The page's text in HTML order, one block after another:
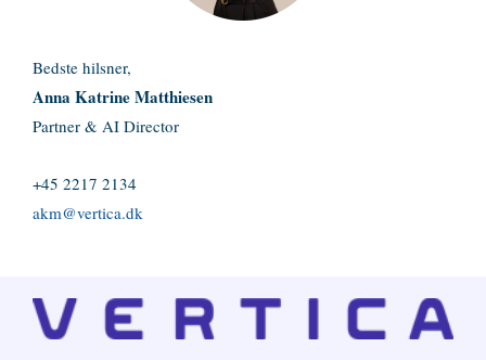
Bedste hilsner,
Anna Katrine Matthiesen
Partner & AI Director
+45 2217 2134
akm@vertica.dk